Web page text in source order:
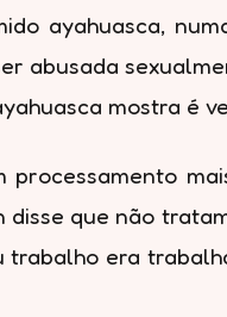
ayahuasca,
abusada
mostra é
que não
trabalho era